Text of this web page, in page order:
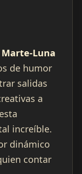
Luna
de humor
salidas
a
increíble.
dinámico
contar